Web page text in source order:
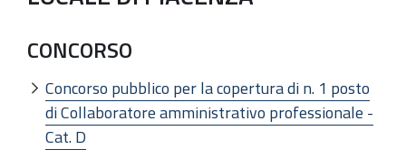
CONCORSO
Concorso pubblico per la copertura di n. 1 posto
di Collaboratore amministrativo professionale -
Cat. D